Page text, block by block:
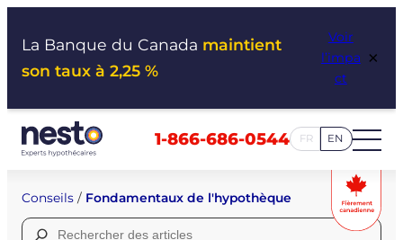
La Banque du Canada maintient
son taux à 2,25 %
Voir
l’impa
ct
×
1-866-686-0544 FR EN
Conseils / Fondamentaux de l'hypothèque
Rechercher :